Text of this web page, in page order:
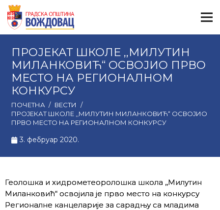
ПРОЈЕКАТ ШКОЛЕ ,,МИЛУТИН
МИЛАНКОВИЋ“ ОСВОЈИО ПРВО
МЕСТО НА РЕГИОНАЛНОМ
КОНКУРСУ
ПОЧЕТНА / ВЕСТИ
/
ПРОЈЕКАТ ШКОЛЕ ,,МИЛУТИН МИЛАНКОВИЋ“ ОСВОЈИО
ПРВО МЕСТО НА РЕГИОНАЛНОМ КОНКУРСУ
3. фебруар 2020.
Геолошка и хидрометеоролошка школа ,,Милутин
Миланковић“ освојила је прво место на конкурсу
Регионалне канцеларије за сарадњу са младима